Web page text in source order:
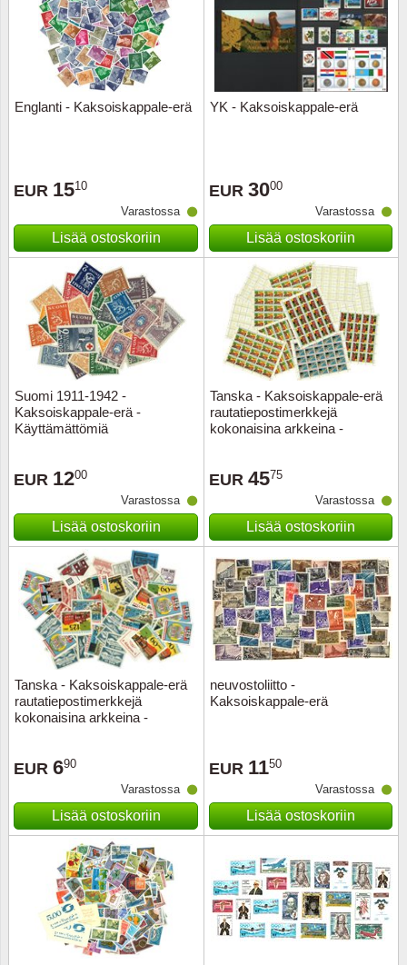
Englanti - Kaksoiskappale-erä
EUR 1510
Varastossa
Lisää ostoskoriin
YK - Kaksoiskappale-erä
EUR 3000
Varastossa
Lisää ostoskoriin
Suomi 1911-1942 -
Kaksoiskappale-erä -
Käyttämättömiä
EUR 1200
Varastossa
Lisää ostoskoriin
Tanska - Kaksoiskappale-erä
rautatiepostimerkkejä
kokonaisina arkkeina -
EUR 4575
Varastossa
Lisää ostoskoriin
Tanska - Kaksoiskappale-erä
rautatiepostimerkkejä
kokonaisina arkkeina -
EUR 690
Varastossa
Lisää ostoskoriin
neuvostoliitto -
Kaksoiskappale-erä
EUR 1150
Varastossa
Lisää ostoskoriin